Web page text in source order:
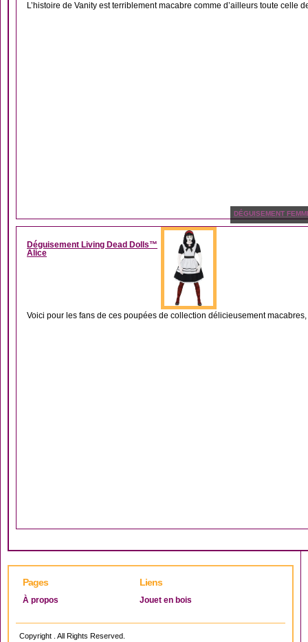
L’histoire de Vanity est terriblement macabre comme d’ailleurs toute celle
DÉGUISEMENT
Déguisement Living Dead Dolls™
Alice
Voici pour les fans de ces poupées de collection délicieusement
Pages
À propos
Liens
Jouet en bois
Copyright . All Rights Reserved.